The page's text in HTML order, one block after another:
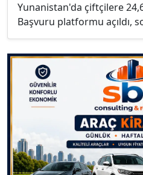
Yunanistan'da çiftçilere
Başvuru platformu açıldı,